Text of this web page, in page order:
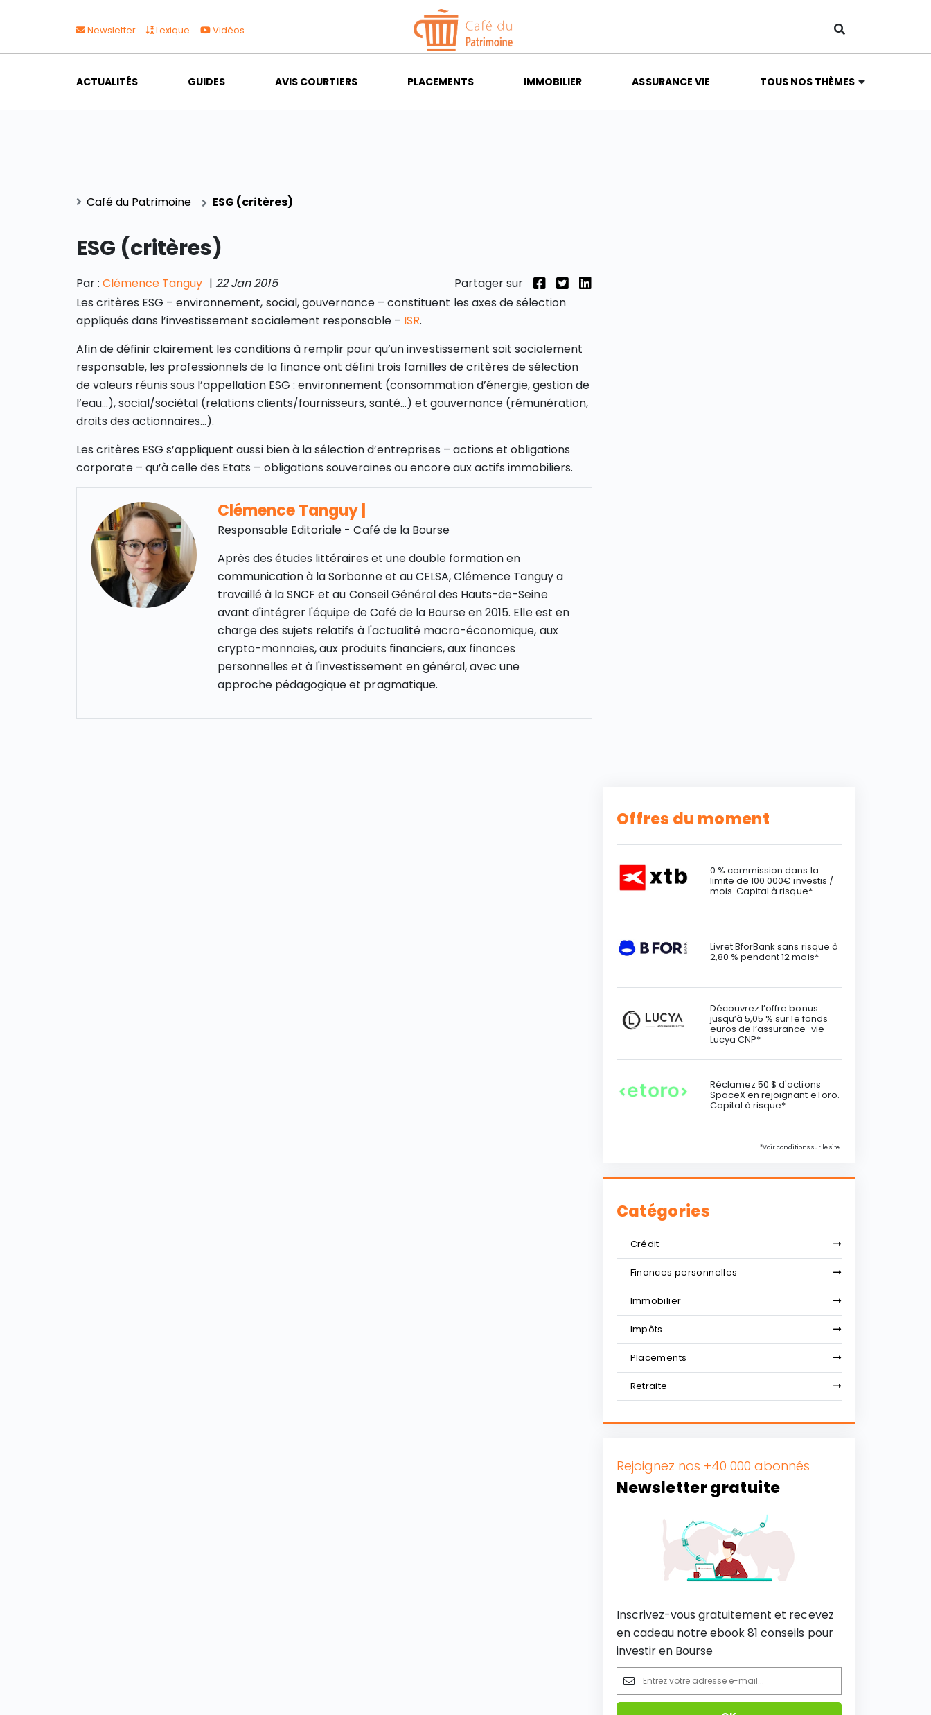
Newsletter Lexique Vidéos
ACTUALITÉS GUIDES AVIS COURTIERS PLACEMENTS IMMOBILIER ASSURANCE VIE TOUS NOS THÈMES
Café du Patrimoine ESG (critères)
ESG (critères)
Par : Clémence Tanguy | 22 Jan 2015
Partager sur
Les critères ESG – environnement, social, gouvernance – constituent les axes de sélection
appliqués dans l’investissement socialement responsable – ISR.
Afin de définir clairement les conditions à remplir pour qu’un investissement soit socialement
responsable, les professionnels de la finance ont défini trois familles de critères de sélection
de valeurs réunis sous l’appellation ESG : environnement (consommation d’énergie, gestion de
l’eau…), social/sociétal (relations clients/fournisseurs, santé…) et gouvernance (rémunération,
droits des actionnaires…).
Les critères ESG s’appliquent aussi bien à la sélection d’entreprises – actions et obligations
corporate – qu’à celle des Etats – obligations souveraines ou encore aux actifs immobiliers.
Clémence Tanguy
Responsable Editoriale - Café de la Bourse
Après des études littéraires et une double formation en
communication à la Sorbonne et au CELSA, Clémence Tanguy a
travaillé à la SNCF et au Conseil Général des Hauts-de-Seine
avant d'intégrer l'équipe de Café de la Bourse en 2015. Elle est en
charge des sujets relatifs à l'actualité macro-économique, aux
crypto-monnaies, aux produits financiers, aux finances
personnelles et à l'investissement en général, avec une
approche pédagogique et pragmatique.
Offres du moment
0 % commission dans la
limite de 100 000€ investis /
mois. Capital à risque*
Livret BforBank sans risque à
2,80 % pendant 12 mois*
Découvrez l’offre bonus
jusqu’à 5,05 % sur le fonds
euros de l’assurance-vie
Lucya CNP*
Réclamez 50 $ d'actions
SpaceX en rejoignant eToro.
Capital à risque*
*Voir conditions sur le site.
Catégories
Crédit
Finances personnelles
Immobilier
Impôts
Placements
Retraite
Rejoignez nos +40 000 abonnés
Newsletter gratuite
Inscrivez-vous gratuitement et recevez
en cadeau notre ebook 81 conseils pour
investir en Bourse